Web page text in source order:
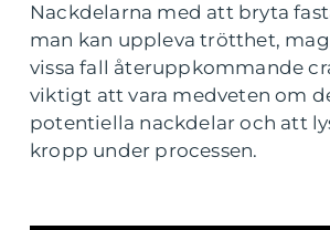
Nackdelarna med att bryta
man kan uppleva trötthet,
vissa fall återuppkommande
viktigt att vara medveten om
potentiella nackdelar och att
kropp under processen.